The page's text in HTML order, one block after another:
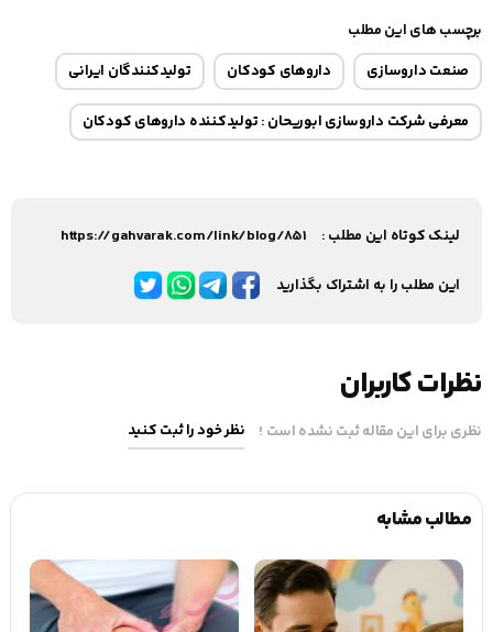
برچسب های این مطلب
صنعت داروسازی
داروهای کودکان تولیدکنندگان ایرانی
معرفی شرکت داروسازی ابوریحان : تولیدکننده داروهای کودکان
لینک کوتاه این مطلب : https://gahvarak.com/link/blog/851
این مطلب را به اشتراک بگذارید
نظرات کاربران
نظری برای این مقاله ثبت نشده است ! نظر خود را ثبت کنید
مطالب مشابه